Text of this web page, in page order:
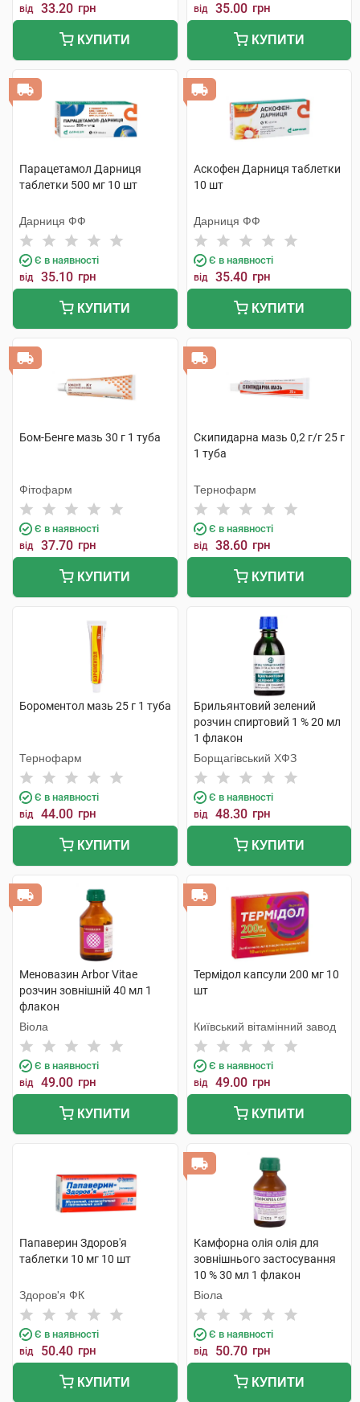
від 33.20 грн
КУПИТИ
від 35.00 грн
КУПИТИ
Парацетамол Дарниця
таблетки 500 мг 10 шт
Дарниця ФФ
Є в наявності
від 35.10 грн
КУПИТИ
Аскофен Дарниця таблетки
10 шт
Дарниця ФФ
Є в наявності
від 35.40 грн
КУПИТИ
Бом-Бенге мазь 30 г 1 туба
Фітофарм
Є в наявності
від 37.70 грн
КУПИТИ
Скипидарна мазь 0,2 г/г 25 г
1 туба
Тернофарм
Є в наявності
від 38.60 грн
КУПИТИ
Бороментол мазь 25 г 1 туба
Тернофарм
Є в наявності
від 44.00 грн
КУПИТИ
Брильянтовий зелений
розчин спиртовий 1 % 20 мл
1 флакон
Борщагівський ХФЗ
Є в наявності
від 48.30 грн
КУПИТИ
Меновазин Arbor Vitae
розчин зовнішній 40 мл 1
флакон
Віола
Є в наявності
від 49.00 грн
КУПИТИ
Термідол капсули 200 мг 10
шт
Київський вітамінний завод
Є в наявності
від 49.00 грн
КУПИТИ
Папаверин Здоров'я
таблетки 10 мг 10 шт
Здоров'я ФК
Є в наявності
від 50.40 грн
КУПИТИ
Камфорна олія олія для
зовнішнього застосування
10 % 30 мл 1 флакон
Віола
Є в наявності
від 50.70 грн
КУПИТИ